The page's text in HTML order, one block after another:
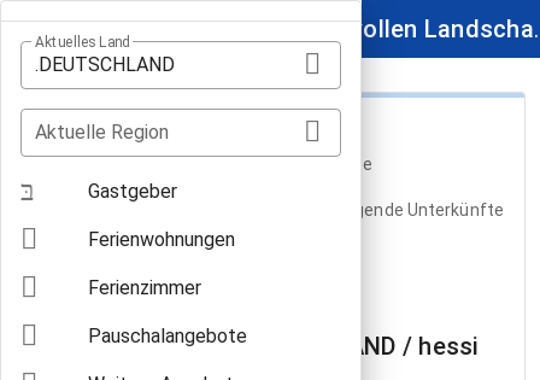
Wo leckere Weine in
Aktuelles Land
.DEUTSCHLAND
Aktuelle Region
Gastgeber
Ferienwohnungen
Ferienzimmer
Pauschalangebote
Apartments
in .DEUTSCHLAND / hessische bergstrasse
Auf unserer Beispielseite sind derzeit folgende Unterkünfte
gelistet:
Apartments in .DEUTSCHLAND / hessi